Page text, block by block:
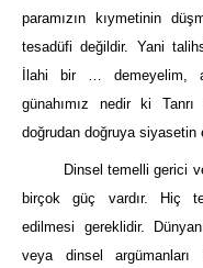
paramızın kıymetinin
tesadüfi değildir. Yani
İlahi bir … demeyelim,
günahımız nedir ki
doğrudan doğruya siyasetin
Dinsel temelli gerici
birçok güç vardır. Hiç
edilmesi gereklidir.
veya dinsel